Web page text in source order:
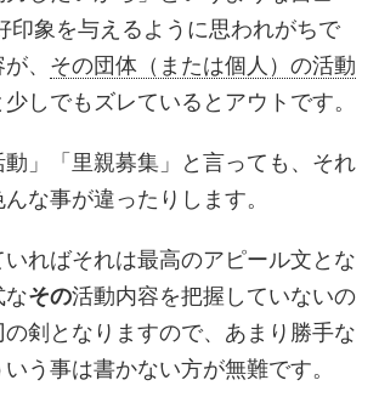
印象を与えるように思われがちで
、 その団体（または個人）の活動
少しでもズレているとアウトです。
」「里親募集」と言っても、それ
な事が違ったりします。
ればそれは最高のアピール文とな
なその活動内容を把握していないの
剣となりますので、あまり勝手な
う事は書かない方が無難です。